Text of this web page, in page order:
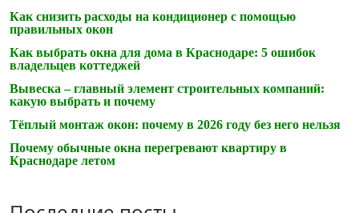
Как снизить расходы на кондиционер с помощью
правильных окон
Как выбрать окна для дома в Краснодаре: 5 ошибок
владельцев коттеджей
Вывеска – главный элемент строительных компаний:
какую выбрать и почему
Тёплый монтаж окон: почему в 2026 году без него нельзя
Почему обычные окна перегревают квартиру в
Краснодаре летом